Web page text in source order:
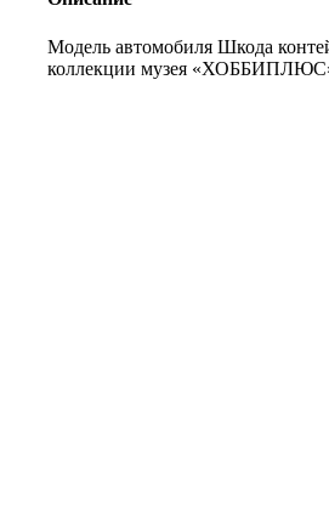
Модель автомобиля Шкода
коллекции музея